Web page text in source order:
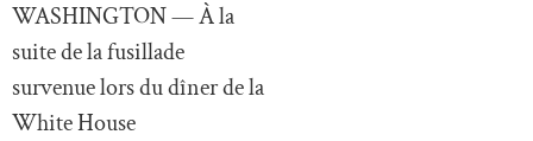
WASHINGTON — À la
suite de la fusillade
survenue lors du dîner de la
White House